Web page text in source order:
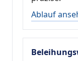
Ablauf